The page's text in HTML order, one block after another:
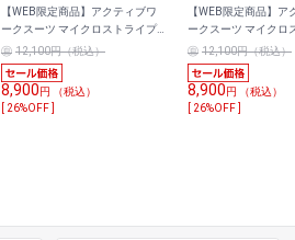
【WEB限定商品】アクティブワ
ークスーツ マイクロストライプ
サッカー 軽量ストレッチ ユニセ
ックス
12,100円（税込）
8,900円 （税込）
[ 26%OFF ]
【WEB限定商品】ア
ークスーツ マイクロ
サッカー 軽量ストレ
ックス
12,100円（税込）
8,900円 （税込）
[ 26%OFF ]